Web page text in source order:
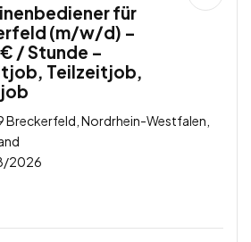
für
(m/w/d) –
/ Stunde –
Teilzeitjob,
Breckerfeld, Nordrhein-Westfalen,
2026